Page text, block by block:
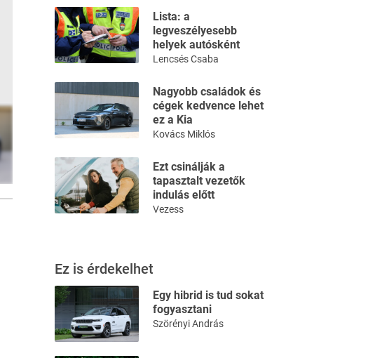
Lista: a
legveszélyesebb
helyek autósként
Lencsés Csaba
Nagyobb családok és
cégek kedvence lehet
ez a Kia
Kovács Miklós
Ezt csinálják a
tapasztalt vezetők
indulás előtt
Vezess
Ez is érdekelhet
Egy hibrid is tud sokat
fogyasztani
Szörényi András